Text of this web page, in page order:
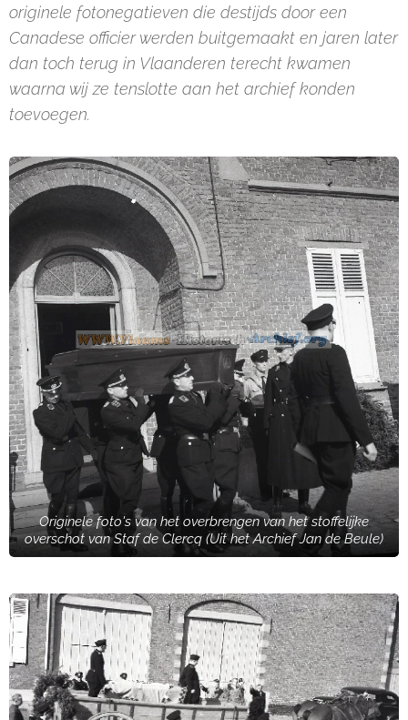
originele fotonegatieven die destijds door een
Canadese officier werden buitgemaakt en jaren later
dan toch terug in Vlaanderen terecht kwamen
waarna wij ze tenslotte aan het archief konden
toevoegen.
Originele foto's van het overbrengen van het stoffelijke
overschot van Staf de Clercq (Uit het Archief Jan de Beule)